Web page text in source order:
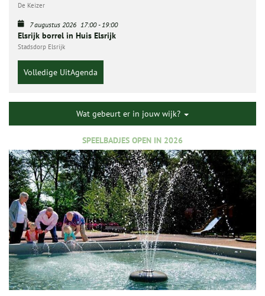
De Keizer
7 augustus 2026 17:00-19:00
Elsrijk borrel in Huis Elsrijk
Stadsdorp Elsrijk
Volledige UitAgenda
Wat gebeurt er in jouw wijk?
SPEELBADJES OPEN IN 2026